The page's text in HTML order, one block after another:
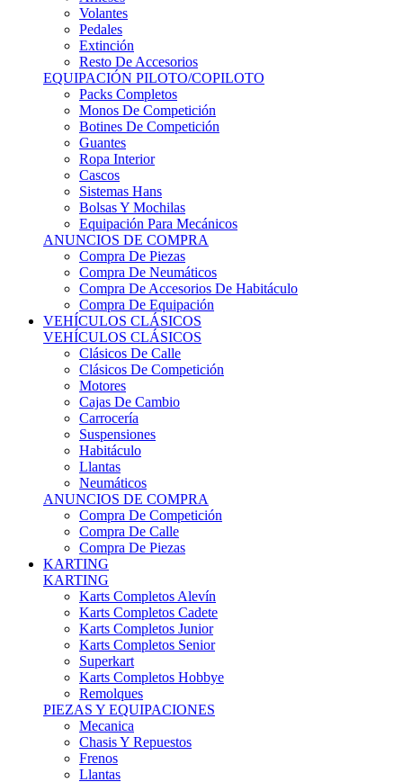
Volantes
Pedales
Extinción
Resto De Accesorios
EQUIPACIÓN PILOTO/COPILOTO
Packs Completos
Monos De Competición
Botines De Competición
Guantes
Ropa Interior
Cascos
Sistemas Hans
Bolsas Y Mochilas
Equipación Para Mecánicos
ANUNCIOS DE COMPRA
Compra De Piezas
Compra De Neumáticos
Compra De Accesorios De Habitáculo
Compra De Equipación
VEHÍCULOS CLÁSICOS
VEHÍCULOS CLÁSICOS
Clásicos De Calle
Clásicos De Competición
Motores
Cajas De Cambio
Carrocería
Suspensiones
Habitáculo
Llantas
Neumáticos
ANUNCIOS DE COMPRA
Compra De Competición
Compra De Calle
Compra De Piezas
KARTING
KARTING
Karts Completos Alevín
Karts Completos Cadete
Karts Completos Junior
Karts Completos Senior
Superkart
Karts Completos Hobbye
Remolques
PIEZAS Y EQUIPACIONES
Mecanica
Chasis Y Repuestos
Frenos
Llantas